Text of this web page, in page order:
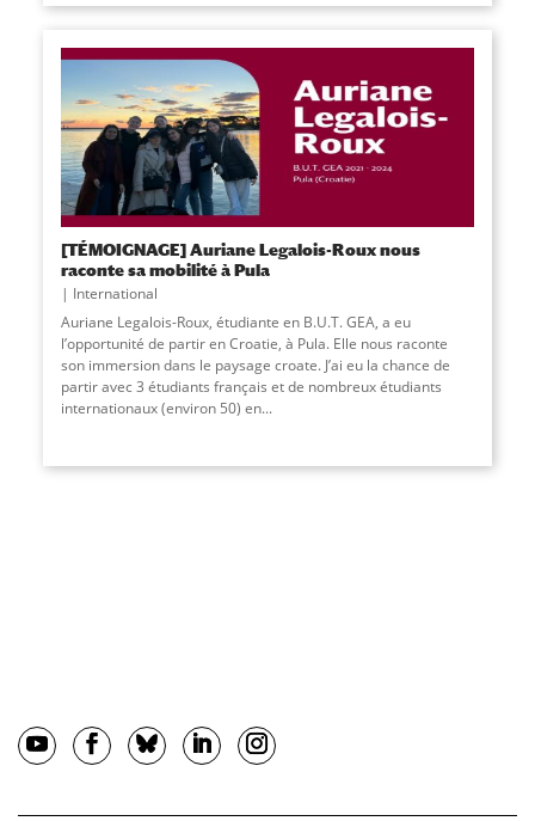
[TÉMOIGNAGE] Auriane Legalois-Roux nous
raconte sa mobilité à Pula
International
Auriane Legalois-Roux, étudiante en B.U.T. GEA, a eu
l’opportunité de partir en Croatie, à Pula. Elle nous raconte
son immersion dans le paysage croate. J’ai eu la chance de
partir avec 3 étudiants français et de nombreux étudiants
internationaux (environ 50) en...